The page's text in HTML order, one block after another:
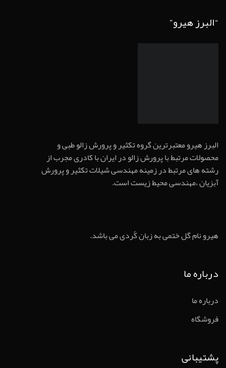
“البرز هیرو”
البرز هیرو معتبرترین گروه تکثیر و پرورش زالو طبی و
محصولات مرتبط با پرورش زالو در ایران با کادری مجرب از
رشته های مرتبط در زمینه مهندسی شیلات تکثیر و پرورش
آبزیان ،مهندسی محیط زیست است.
هیرو نام گل ختمی به زبان کُردی می باشد.
درباره ما
درباره ما
فروشگاه
پشتیبانی